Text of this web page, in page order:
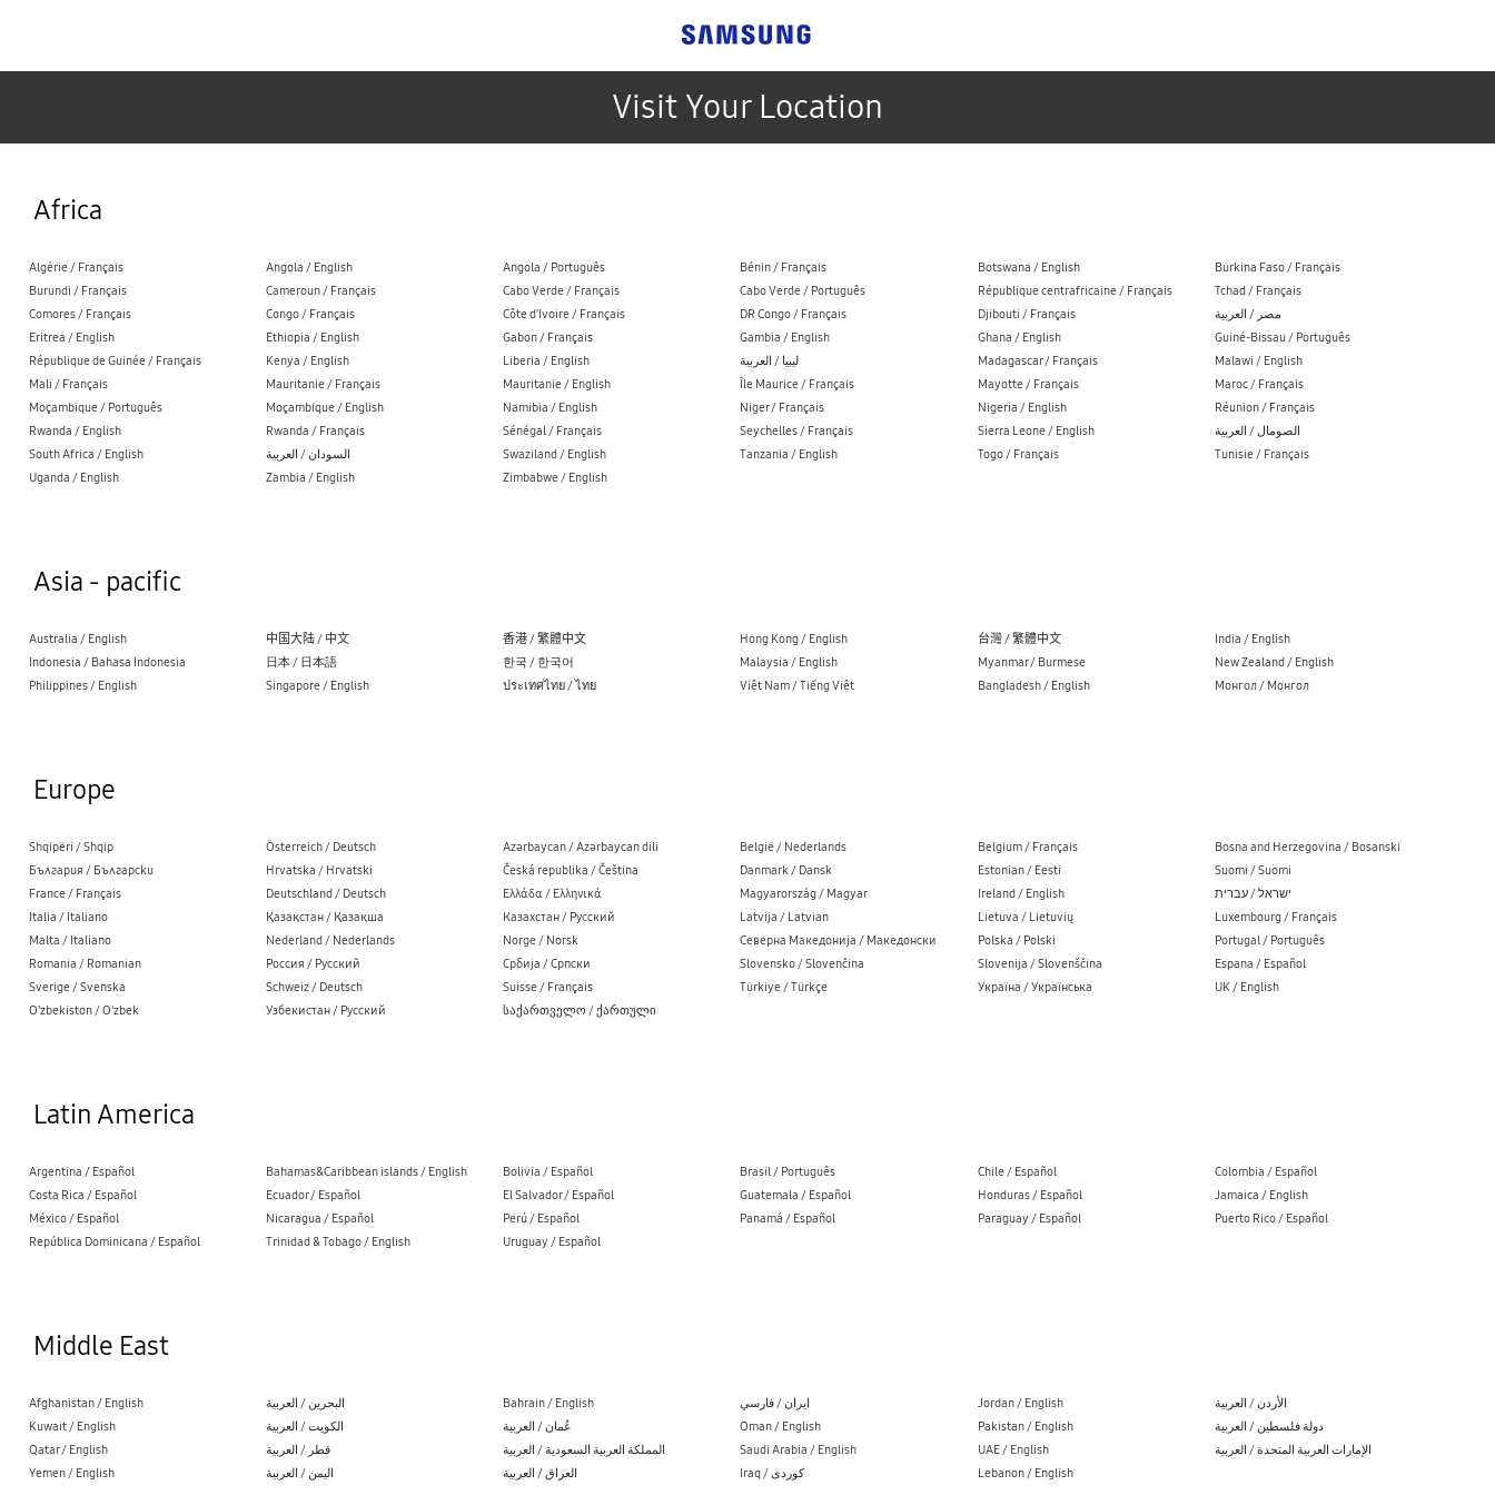
Visit Your Location
Africa
Algérie / Français Angola / English Angola / Português Bénin / Français Botswana / English
Burkina Faso / Français
Burundi / Français
Cameroun / Français Cabo Verde / Français Cabo Verde / Português République centrafricaine / Français
Tchad / Français
Comores / Français
Congo / Français Côte d’Ivoire / Français DR Congo / Français Djibouti / Français
مصر / العربية
Eritrea / English
Ethiopia / English Gabon / Français Gambia / English Ghana / English
Guiné-Bissau / Português
République de Guinée / Français
Kenya / English Liberia / English ليبيا / العربية Madagascar / Français
Malawi / English
Mali / Français
Mauritanie / Français Mauritanie / English Île Maurice / Français Mayotte / Français
Maroc / Français
Moçambique / Português
Moçambique / English Namibia / English Niger / Français Nigeria / English
Réunion / Français
Rwanda / English
Rwanda / Français Sénégal / Français Seychelles / Français Sierra Leone / English
الصومال / العربية
South Africa / English
السودان / العربية Swaziland / English Tanzania / English Togo / Français
Tunisie / Français
Uganda / English
Zambia / English Zimbabwe / English
Asia - pacific
Australia / English 中国大陆 / 中文 香港 / 繁體中文 Hong Kong / English 台灣 / 繁體中文
India / English
Indonesia / Bahasa Indonesia
日本 / 日本語 한국 / 한국어 Malaysia / English Myanmar / Burmese
New Zealand / English
Philippines / English
Singapore / English ประเทศไทย / ไทย Việt Nam / Tiếng Việt Bangladesh / English Монгол / Монгол
Europe
Shqipëri / Shqip Österreich / Deutsch Azərbaycan / Azərbaycan dili België / Nederlands Belgium / Français
Bosna and Herzegovina / Bosanski
България / Български
Hrvatska / Hrvatski Česká republika / Čeština Danmark / Dansk Estonian / Eesti
Suomi / Suomi
France / Français
Deutschland / Deutsch Ελλάδα / Ελληνικά Magyarország / Magyar Ireland / English
ישראל / עברית
Italia / Italiano
Қазақстан / Қазақша Казахстан / Русский Latvija / Latvian Lietuva / Lietuvių
Luxembourg / Français
Malta / Italiano
Nederland / Nederlands Norge / Norsk Северна Македонија / Македонски Polska / Polski
Portugal / Português
Romania / Romanian
Россия / Русский Cрбија / Cрпски Slovensko / Slovenčina Slovenija / Slovenščina
Espana / Español
Sverige / Svenska
Schweiz / Deutsch Suisse / Français Türkiye / Türkçe Україна / Українська
UK / English
O'zbekiston / O'zbek
Узбекистан / Русский საქართველო / ქართული
Latin America
Argentina / Español Bahamas&Caribbean islands / English Bolivia / Español Brasil / Português Chile / Español
Colombia / Español
Costa Rica / Español
Ecuador / Español El Salvador / Español Guatemala / Español Honduras / Español
Jamaica / English
México / Español
Nicaragua / Español Perú / Español Panamá / Español Paraguay / Español
Puerto Rico / Español
República Dominicana / Español
Trinidad & Tobago / English Uruguay / Español
Middle East
Afghanistan / English البحرين / العربية Bahrain / English ایران / فارسي Jordan / English
الأردن / العربية
Kuwait / English
الكويت / العربية عُمان / العربية Oman / English Pakistan / English
دولة فلسطين / العربية
Qatar / English
قطر / العربية المملكة العربية السعودية / العربية Saudi Arabia / English UAE / English
الإمارات العربية المتحدة / العربية
Yemen / English
اليمن / العربية العراق / العربية Iraq / کوردی Lebanon / English